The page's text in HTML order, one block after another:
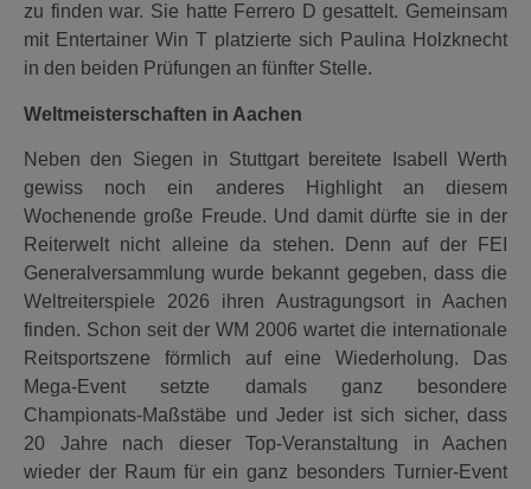
zu finden war. Sie hatte Ferrero D gesattelt. Gemeinsam
mit Entertainer Win T platzierte sich Paulina Holzknecht
in den beiden Prüfungen an fünfter Stelle.
Weltmeisterschaften in Aachen
Neben den Siegen in Stuttgart bereitete Isabell Werth
gewiss noch ein anderes Highlight an diesem
Wochenende große Freude. Und damit dürfte sie in der
Reiterwelt nicht alleine da stehen. Denn auf der FEI
Generalversammlung wurde bekannt gegeben, dass die
Weltreiterspiele 2026 ihren Austragungsort in Aachen
finden. Schon seit der WM 2006 wartet die internationale
Reitsportszene förmlich auf eine Wiederholung. Das
Mega-Event setzte damals ganz besondere
Championats-Maßstäbe und Jeder ist sich sicher, dass
20 Jahre nach dieser Top-Veranstaltung in Aachen
wieder der Raum für ein ganz besonders Turnier-Event